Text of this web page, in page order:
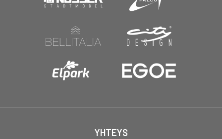
YHTEYS